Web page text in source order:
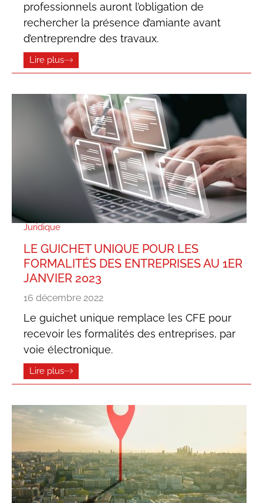
professionnels auront l’obligation de
rechercher la présence d’amiante avant
d’entreprendre des travaux.
Lire plus
Juridique
LE GUICHET UNIQUE POUR LES
FORMALITÉS DES ENTREPRISES AU 1ER
JANVIER 2023
16 décembre 2022
Le guichet unique remplace les CFE pour
recevoir les formalités des entreprises, par
voie électronique.
Lire plus